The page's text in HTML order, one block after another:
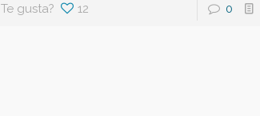
Te gusta? 12 0